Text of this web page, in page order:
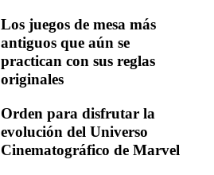
Los juegos de mesa más
antiguos que aún se
practican con sus reglas
originales
Orden para disfrutar la
evolución del Universo
Cinematográfico de Marvel